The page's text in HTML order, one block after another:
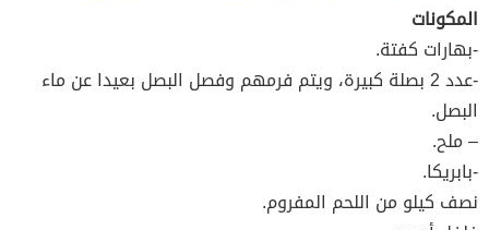
المكونات
-بهارات كفتة.
-عدد 2 بصلة كبيرة، ويتم فرمهم وفصل البصل بعيدا عن ماء
البصل.
– ملح.
-بابريكا.
نصف كيلو من اللحم المفروم.